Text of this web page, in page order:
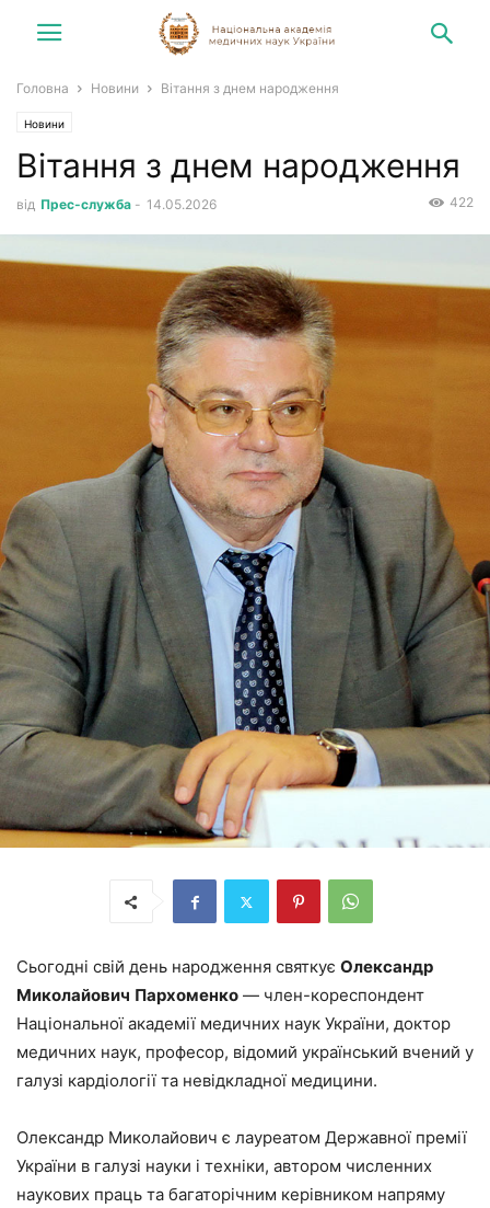
Головна Новини Вітання з днем народження
Новини
Вітання з днем народження
від Прес-служба - 14.05.2026 422
Сьогодні свій день народження святкує Олександр
Миколайович Пархоменко — член-кореспондент
Національної академії медичних наук України, доктор
медичних наук, професор, відомий український вчений у
галузі кардіології та невідкладної медицини.
Олександр Миколайович є лауреатом Державної премії
України в галузі науки і техніки, автором численних
наукових праць та багаторічним керівником напряму